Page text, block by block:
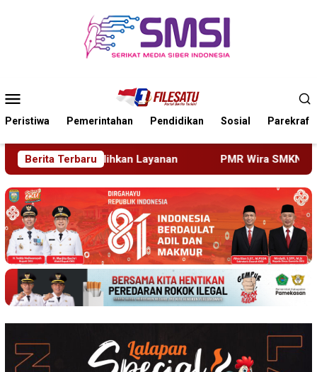
Mobile
Peristiwa Pemerintahan Pendidikan Sosial Parekraf
Berita TerbaruPMR Wira SMKN 1 Jember Gelar ABHINAYA